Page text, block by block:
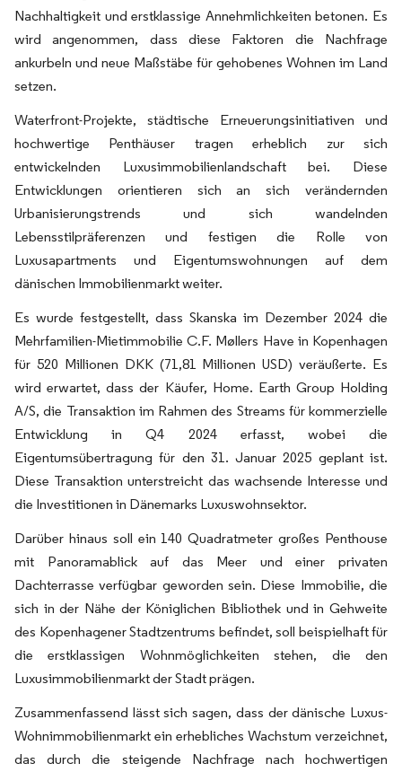
Nachhaltigkeit und erstklassige Annehmlichkeiten betonen. Es
wird angenommen, dass diese Faktoren die Nachfrage
ankurbeln und neue Maßstäbe für gehobenes Wohnen im Land
setzen.
Waterfront-Projekte, städtische Erneuerungsinitiativen und
hochwertige Penthäuser tragen erheblich zur sich
entwickelnden Luxusimmobilienlandschaft bei. Diese
Entwicklungen orientieren sich an sich verändernden
Urbanisierungstrends und sich wandelnden
Lebensstilpräferenzen und festigen die Rolle von
Luxusapartments und Eigentumswohnungen auf dem
dänischen Immobilienmarkt weiter.
Es wurde festgestellt, dass Skanska im Dezember 2024 die
Mehrfamilien-Mietimmobilie C.F. Møllers Have in Kopenhagen
für 520 Millionen DKK (71,81 Millionen USD) veräußerte. Es
wird erwartet, dass der Käufer, Home. Earth Group Holding
A/S, die Transaktion im Rahmen des Streams für kommerzielle
Entwicklung in Q4 2024 erfasst, wobei die
Eigentumsübertragung für den 31. Januar 2025 geplant ist.
Diese Transaktion unterstreicht das wachsende Interesse und
die Investitionen in Dänemarks Luxuswohnsektor.
Darüber hinaus soll ein 140 Quadratmeter großes Penthouse
mit Panoramablick auf das Meer und einer privaten
Dachterrasse verfügbar geworden sein. Diese Immobilie, die
sich in der Nähe der Königlichen Bibliothek und in Gehweite
des Kopenhagener Stadtzentrums befindet, soll beispielhaft für
die erstklassigen Wohnmöglichkeiten stehen, die den
Luxusimmobilienmarkt der Stadt prägen.
Zusammenfassend lässt sich sagen, dass der dänische Luxus-
Wohnimmobilienmarkt ein erhebliches Wachstum verzeichnet,
das durch die steigende Nachfrage nach hochwertigen